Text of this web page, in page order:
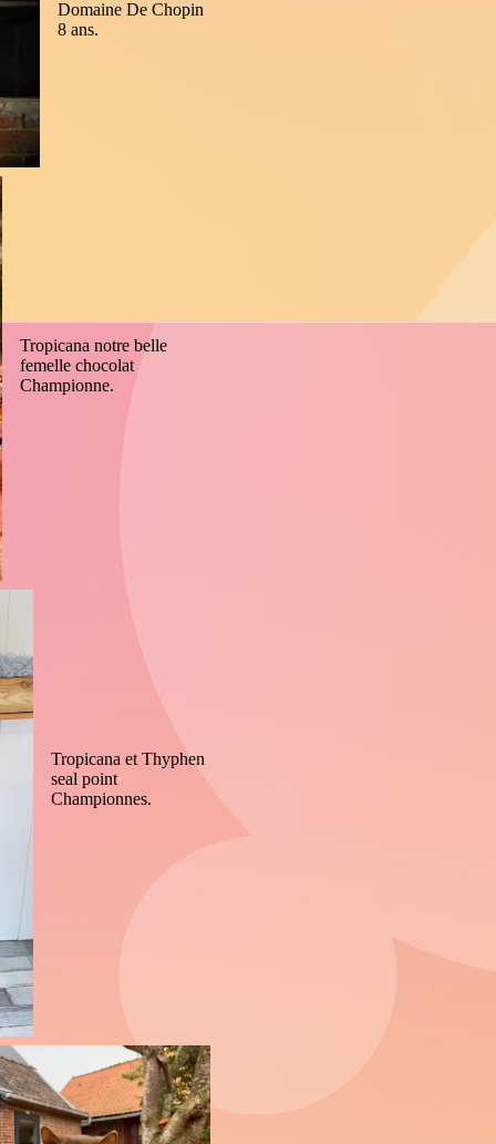
Domaine De Chopin
8 ans.
Tropicana notre belle
femelle chocolat
Championne.
Tropicana et Thyphen
seal point
Championnes.